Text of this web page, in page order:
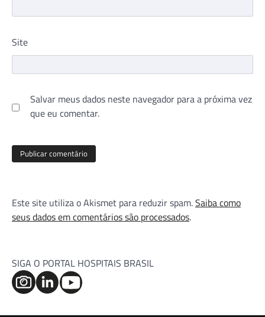
Site
Salvar meus dados neste navegador para a próxima vez
que eu comentar.
Este site utiliza o Akismet para reduzir spam.Saiba como
seus dados em comentários são processados.
SIGA O PORTAL HOSPITAIS BRASIL